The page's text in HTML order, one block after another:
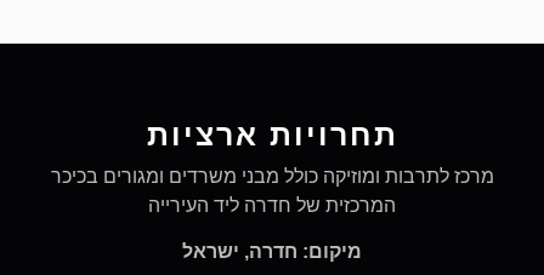
תחרויות ארציות
מרכז לתרבות ומוזיקה כולל מבני משרדים ומגורים בכיכר
המרכזית של חדרה ליד העירייה
מיקום: חדרה, ישראל